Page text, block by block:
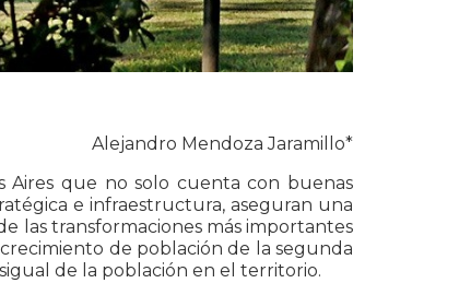
Alejandro Mendoza Jaramillo*
Aires que no solo cuenta con buenas
e infraestructura, aseguran una
las transformaciones más importantes
de población de la segunda
de la población en el territorio.